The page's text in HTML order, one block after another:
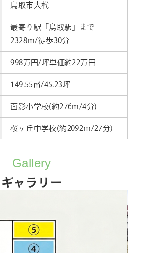
鳥取市大杙
最寄り駅「鳥取駅」まで
2328ｍ/徒歩30分
998万円/坪単価約22万円
149.55㎡/45.23坪
面影小学校(約276ｍ/4分)
桜ヶ丘中学校(約2092ｍ/27分)
Gallery
ギャラリー